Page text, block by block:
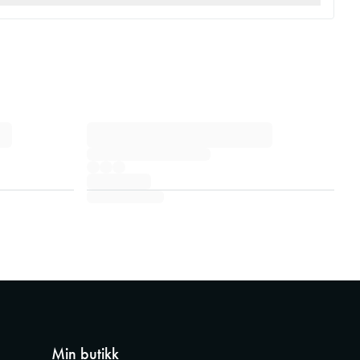
Min butikk